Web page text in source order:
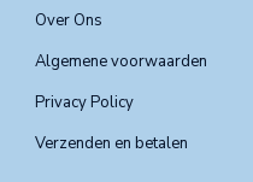
Over Ons
Algemene voorwaarden
Privacy Policy
Verzenden en betalen